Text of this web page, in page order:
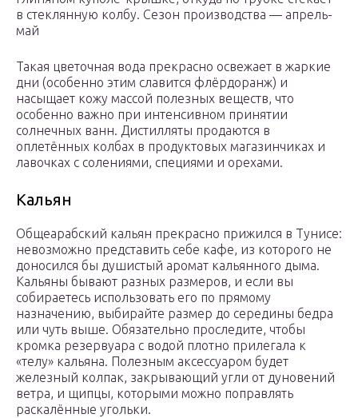
в стеклянную колбу. Сезон производства — апрель-
май
Такая цветочная вода прекрасно освежает в жаркие
дни (особенно этим славится флёрдоранж) и
насыщает кожу массой полезных веществ, что
особенно важно при интенсивном принятии
солнечных ванн. Дистилляты продаются в
оплетённых колбах в продуктовых магазинчиках и
лавочках с солениями, специями и орехами.
Кальян
Общеарабский кальян прекрасно прижился в Тунисе:
невозможно представить себе кафе, из которого не
доносился бы душистый аромат кальянного дыма.
Кальяны бывают разных размеров, и если вы
собираетесь использовать его по прямому
назначению, выбирайте размер до середины бедра
или чуть выше. Обязательно проследите, чтобы
кромка резервуара с водой плотно прилегала к
«телу» кальяна. Полезным аксессуаром будет
железный колпак, закрывающий угли от дуновений
ветра, и щипцы, которыми можно поправлять
раскалённые угольки.